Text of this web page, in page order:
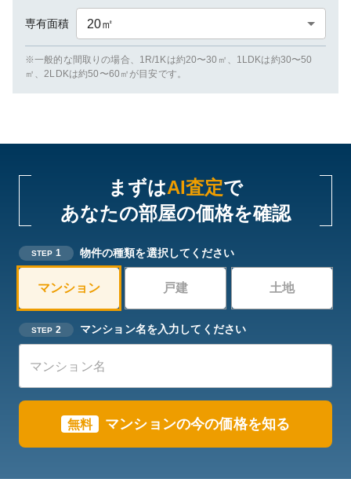
専有面積 20㎡
※一般的な間取りの場合、1R/1Kは約20〜30㎡、1LDKは約30〜50
㎡、2LDKは約50〜60㎡が目安です。
まずはAI査定で
あなたの部屋の価格を確認
STEP 1 物件の種類を選択してください
マンション 戸建 土地
STEP 2 マンション名を入力してください
無料 マンションの今の価格を知る